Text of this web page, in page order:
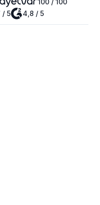
100 / 100
/ 5
4,8 / 5